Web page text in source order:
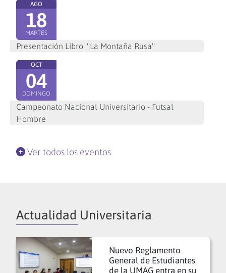
AGO
18
MARTES
Presentación Libro: "La Montaña Rusa"
OCT
04
DOMINGO
Campeonato Nacional Universitario - Futsal
Hombre
Ver todos los eventos
Actualidad Universitaria
Nuevo Reglamento
General de Estudiantes
de la UMAG entra en su